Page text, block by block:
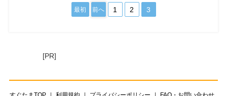
最初 前へ 1 2 3
[PR]